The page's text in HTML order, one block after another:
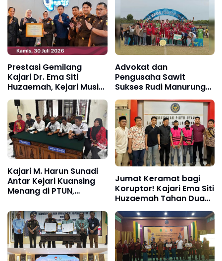
Prestasi Gemilang
Kajari Dr. Ema Siti
Huzaemah, Kejari Musi
Rawas Diganjar
Penghargaan Bupati
atas Pemulihan
Keuangan Negara
sebesar Rp 4,7 Milyar
Advokat dan
Pengusaha Sawit
Sukses Rudi Manurung
Bawa Manroe FC Raih
Gelar Juara, Bidik
Prestasi Nasional
Kajari M. Harun Sunadi
Antar Kejari Kuansing
Menang di PTUN,
Daerah dan Potensi
Kerugian Rp22,1 Miliar
Jumat Keramat bagi
Koruptor! Kajari Ema Siti
Huzaemah Tahan Dua
Tersangka Korupsi
Dana Peremajaan Sawit
Rakyat